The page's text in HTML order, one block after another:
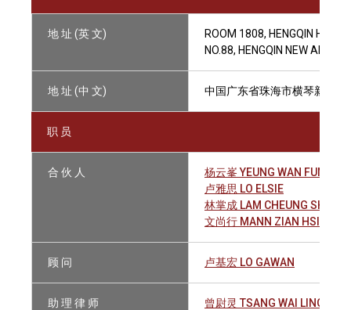
地 址 (英 文)
ROOM 1808, HENGQIN
NO.88, HENGQIN NEW AREA,
地 址 (中 文) 中国广东省珠海市横琴新区
职 员
合 伙 人
杨云峯 YEUNG WAN FUNG
卢雅思 LO ELSIE
林掌成 LAM CHEUNG SHING
文尚行 MANN ZIAN HSIEN
顾 问 卢基宏 LO GAWAN
助 理 律 师 曾尉灵 TSANG WAI LING